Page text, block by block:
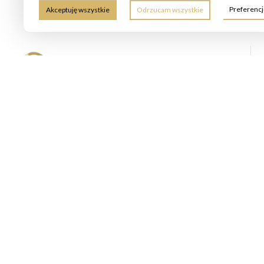
Akceptuję wszystkie Odrzucam wszystkie